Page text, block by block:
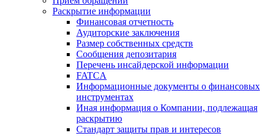
Раскрытие информации
Финансовая отчетность
Аудиторские заключения
Размер собственных средств
Сообщения депозитария
Перечень инсайдерской информации
FATCA
Информационные документы о финансовых
инструментах
Иная информация о Компании, подлежащая
раскрытию
Стандарт защиты прав и интересов